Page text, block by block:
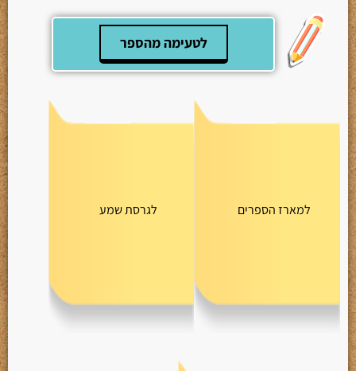
לטעימה מהספר
למארז הספרים לגרסת שמע